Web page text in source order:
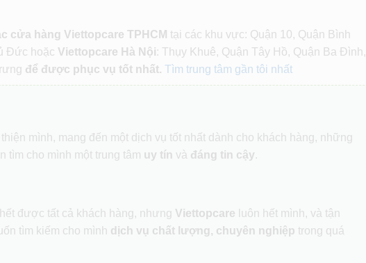
cửa hàng Viettopcare TPHCM tại các khu vực: Quận 10, Quận Bình
Đức hoặc Viettopcare Hà Nội: Thụy Khuê, Quận Tây Hồ, Quận Ba Đình,
để được phục vụ tốt nhất. Tìm trung tâm gần tôi nhất
mình, mang đến một dịch vụ tốt nhất dành cho khách hàng, những
tìm cho mình một trung tâm uy tín và đáng tin cậy.
được tất cả khách hàng, nhưng Viettopcare luôn hết mình, và tận
tìm kiếm cho mình dịch vụ chất lượng, chuyên nghiệp trong quá